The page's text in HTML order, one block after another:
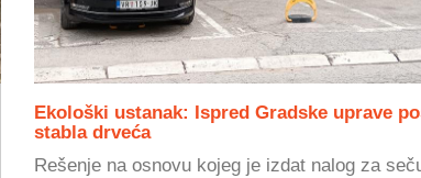
Ekološki ustanak: Ispred Gradske uprave
stabla drveća
Rešenje na osnovu kojeg je izdat nalog za